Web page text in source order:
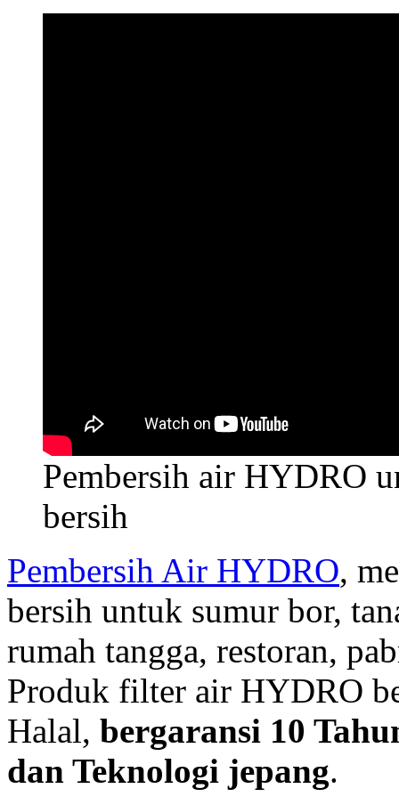
Pembersih air HYDRO
bersih
Pembersih Air HYDRO,
bersih untuk sumur bor,
rumah tangga, restoran,
Produk filter air HYDRO
Halal, bergaransi 10
dan Teknologi jepang.